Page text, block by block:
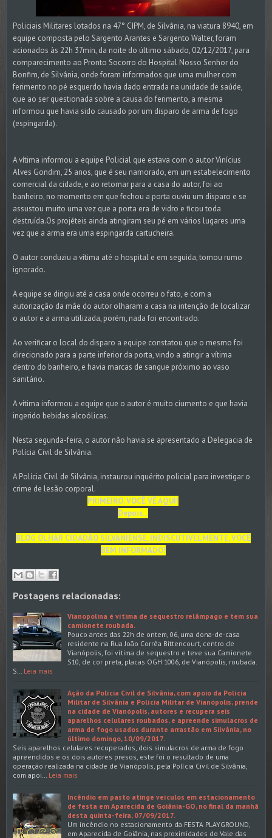
Policiais Militares lotados na 47° CIPM, de Silvânia, na viatura 8940, em
equipe composta pelo Sargento Arantes e Sargento Walter, foram
acionados às 22h 37min, da noite do último sábado, 02/12/2017, para
comparecimento ao Pronto Socorro do Hospital Nosso Senhor do
Bonfim, de Silvânia, onde foram informados que uma mulher com
ferimento no pé esquerdo havia dado entrada na unidade de saúde,
que ao ser questionada sobre a causa do ferimento, a mesma
informou que havia sido causado por um disparo de arma de fogo
(espingarda).
A vítima informou a equipe Policial que estava com o autor Vinícius
Alves Gondim, 25 anos, que é seu namorado, em um estabelecimento
comercial da cidade, e ao retornar para a casa do autor, foi ao
banheiro, no momento em que fechou a porta ouviu um disparo e se
assustou muito uma vez que a porta era de vidro e ficou toda
destruída.Os projéteis ainda atingiram seu pé em vários lugares uma
vez que a arma era uma espingarda cartucheira.
O autor conduziu a vítima até o hospital e em seguida, tomou rumo
ignorado.
A equipe se dirigiu até a casa onde ocorreu o fato, e com a
autorização da mãe do autor olharam a casa na intenção de localizar
o autor e a arma utilizada, porém, nada foi encontrado.
Ao verificar o local do disparo a equipe constatou que o mesmo foi
direcionado para a parte inferior da porta, vindo a atingir a vítima
dentro do banheiro, e havia marcas de sangue próximo ao vaso
sanitário.
A vítima informou a equipe que o autor é muito ciumento e que havia
ingerido bebidas alcoólicas.
Nesta segunda-feira, o autor não havia se apresentado a Delegacia de
Polícia Civil de Silvânia.
A Polícia Civil de Silvânia, instaurou inquérito policial para investigar o
crime de lesão corporal.
PRIMEIRO, VOCÊ VÊ AQUI!
Depois...
BLOG OLHAR CIDADÃO SILVANIENSE, INDISCUTIVELMENTE, VOCÊ
BEM INFORMADO!
Postagens relacionadas:
Vianopolina é vítima de sequestro relâmpago e tem sua
camionete roubada.
Pouco antes das 22h de ontem, 06, uma dona-de-casa
residente na Rua João Corrêa Bittencourt, centro de
Vianópolis, foi vítima de sequestro e teve sua Camionete
S10, de cor preta, placas OGH 1006, de Vianópolis, roubada.
S…
Leia mais
Ação da Polícia Civil de Silvânia, com apoio da Polícia
Militar de Silvânia e Polícia Militar de Vianópolis, prende
na cidade de Vianópolis, autores e recupera seis
aparelhos celulares roubados, e apreende simulacros de
arma de fogo usados durante arrastão em Silvânia, no
último domingo, 10/09/2017.
Seis aparelhos celulares recuperados, dois simulacros de arma de fogo
apreendidos e os dois autores presos, este foi o resultado de uma
operação realizada na cidade de Vianópolis, pela Polícia Civil de Silvânia,
com apoi…
Leia mais
Incêndio em pasto atinge veículos em estacionamento
de festa em Aparecida de Goiânia-GO, no final da manhã
desta quinta-feira, 07/09/2017.
Um incêndio no estacionamento da FESTA PLAYGROUND,
em Aparecida de Goiânia, nas proximidades do Vale das